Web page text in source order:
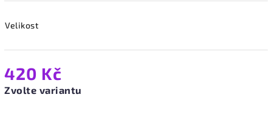
Velikost
420 Kč
Zvolte variantu